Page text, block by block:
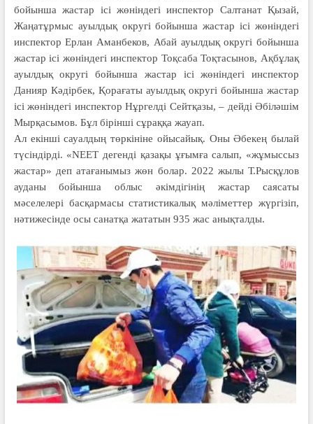
бойынша жастар ісі жөніндегі инспектор Салтанат Қызай,
Жаңатұрмыс ауылдық округі бойынша жастар ісі жөніндегі
инспектор Ерлан Аманбеков, Абай ауылдық округі бойынша
жастар ісі жөніндегі инспектор Тоқсаба Тоқтасынов, Ақбұлақ
ауылдық округі бойынша жастар ісі жөніндегі инспектор
Данияр Кәдірбек, Қорағаты ауылдық округі бойынша жастар
ісі жөніндегі инспектор Нұргелді Сейтқазы, – дейді Әбіләшім
Мырқасымов. Бұл бірінші сұраққа жауап.
Ал екінші сауалдың төркініне ойысайық. Оны Әбекең былай
түсіндірді. «NEET дегенді қазақы ұғымға салып, «жұмыссыз
жастар» деп атағанымыз жөн болар. 2022 жылы Т.Рысқұлов
ауданы бойынша облыс әкімдігінің жастар саясаты
мәселелері басқармасы статистикалық мәліметтер жүргізіп,
нәтижесінде осы санатқа жататын 935 жас анықталды.